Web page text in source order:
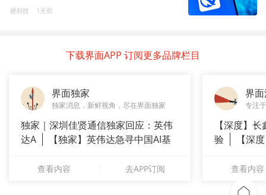
硬科技 1天前
下载界面APP 订阅更多品牌栏目
界面独家
独家消息，新鲜视角，尽在界面独家
独家｜深圳佳贤通信独家回应：英伟
达A
【独家】英伟达急寻中国AI基
查看内容 去APP订阅
界
专注
【深度】
验
【深
查看内容